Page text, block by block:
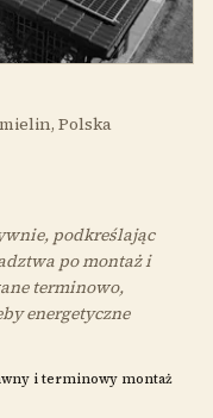
Polska
podkreślając
po montaż i
terminowo,
energetyczne
i terminowy montaż